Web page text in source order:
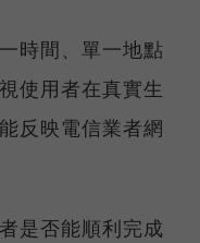
時間、單一地點
使用者在真實生
反映電信業者網
是否能順利完成